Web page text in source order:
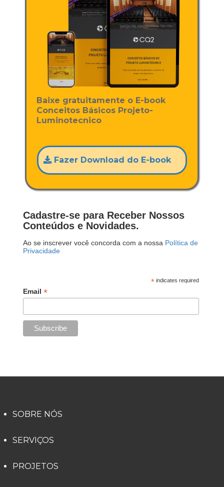
Baixe gratuitamente o E-book
Conceitos Básicos Projeto-
Luminotecnico
Fazer Download do E-book
Cadastre-se para Receber Nossos
Conteúdos e Novidades.
Ao se inscrever você concorda com a nossa Política de
Privacidade
* indicates required
Email*
SOBRE NÓS
SERVIÇOS
PROJETOS